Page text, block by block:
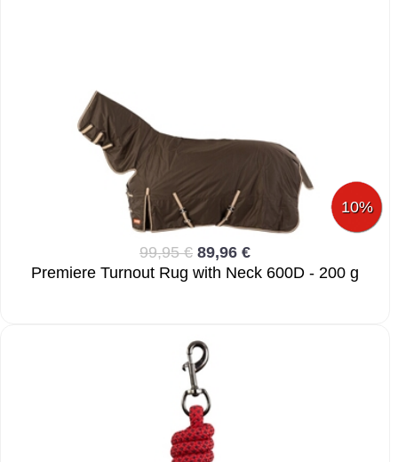
10%
99,95 € 89,96 €
Premiere Turnout Rug with Neck 600D - 200 g